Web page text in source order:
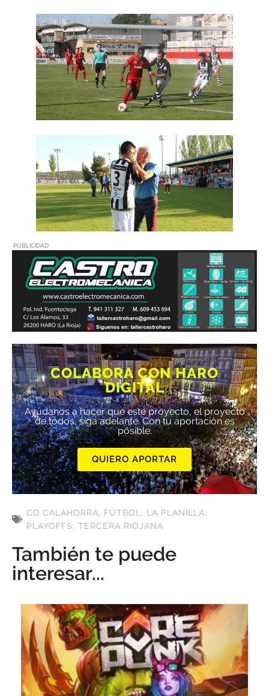
PUBLICIDAD
COLABORA CON HARO
DIGITAL
Ayúdanos a hacer que este proyecto, el proyecto
de todos, siga adelante. Con tu aportación es
posible.
QUIERO APORTAR
CD CALAHORRA, FÚTBOL , LA PLANILLA,
PLAYOFFS, TERCERA RIOJANA
También te puede
interesar...